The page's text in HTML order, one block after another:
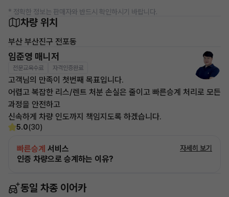
* 정확한 정보는 판매자와 반드시 확인하시기 바랍니다.
차량 위치
부산 부산진구 전포동
임준영 매니저
전문교육수료 자격인증완료
고객님의 만족이 첫번째 목표입니다.
어렵고 복잡한 리스/렌트 처분 손실은 줄이고 빠른승계 처리로 모든
과정을 안전하고
신속하게 차량 인도까지 책임지도록 하겠습니다.
5.0(30)
빠른승계 서비스
인증 차량으로 승계하는 이유?
자세히 보기
동일 차종 이어카